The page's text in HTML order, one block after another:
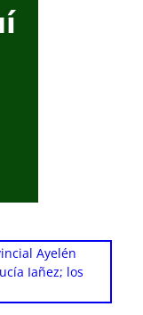
Ayelén
Iañez; los